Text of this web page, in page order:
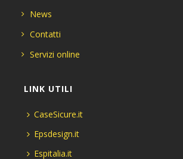
News
Contatti
Servizi online
LINK UTILI
CaseSicure.it
Epsdesign.it
Espitalia.it